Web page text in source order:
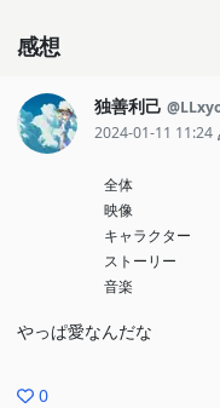
感想
独善利己
2024-01-11 11:24
全体
映像
キャラクター
ストーリー
音楽
やっぱ愛なんだな
0